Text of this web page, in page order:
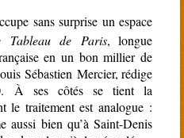
sans surprise un espace
Tableau de Paris, longue
en un bon millier de
Sébastien Mercier, rédige
À ses côtés se tient la
le traitement est analogue :
aussi bien qu’à Saint-Denis